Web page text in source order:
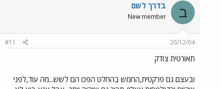
ב בדרך לשם
New member
26/12/04
#11
תאורטית צודק
ובעצם גם פרקטית,החמש בהחלט הפכו הם לשש...מה עוד,לפני